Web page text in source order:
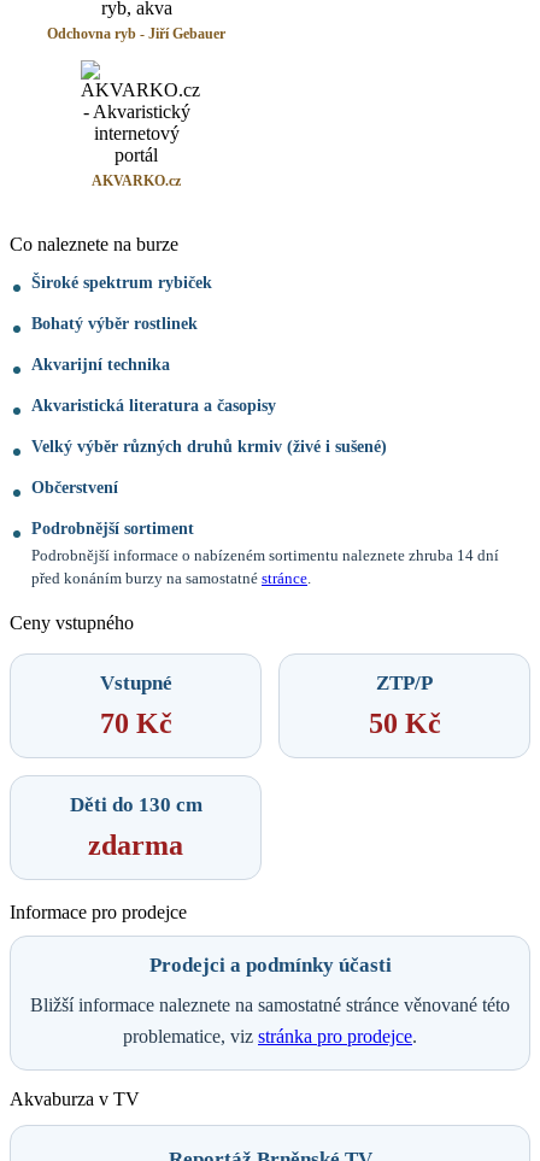
Odchovna ryb - Jiří Gebauer
AKVARKO.cz
Co naleznete na burze
Široké spektrum rybiček
Bohatý výběr rostlinek
Akvarijní technika
Akvaristická literatura a časopisy
Velký výběr různých druhů krmiv (živé i sušené)
Občerstvení
Podrobnější sortiment
Podrobnější informace o nabízeném sortimentu naleznete zhruba 14 dní
před konáním burzy na samostatné stránce.
Ceny vstupného
Vstupné
70 Kč
ZTP/P
50 Kč
Děti do 130 cm
zdarma
Informace pro prodejce
Prodejci a podmínky účasti
Bližší informace naleznete na samostatné stránce věnované této
problematice, viz stránka pro prodejce.
Akvaburza v TV